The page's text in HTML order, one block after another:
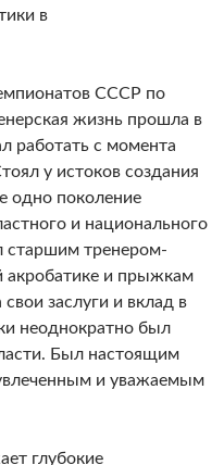
в
СССР по
жизнь прошла в
с момента
у истоков создания
одно поколение
и национального
старшим тренером-
акробатике и прыжкам
заслуги и вклад в
неоднократно был
Был настоящим
и уважаемым
глубокие